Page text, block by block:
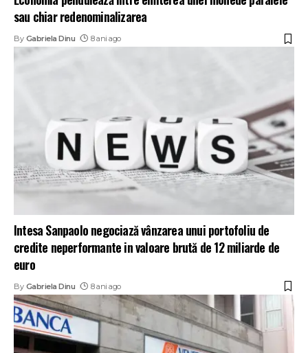
sau chiar redenominalizarea
By Gabriela Dinu 8 ani ago
Intesa Sanpaolo negociază vânzarea unui portofoliu de
credite neperformante in valoare brută de 12 miliarde de
euro
By Gabriela Dinu 8 ani ago